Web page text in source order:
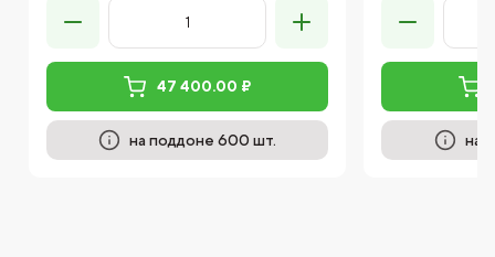
47 400.00 ₽
на поддоне 600 шт. на